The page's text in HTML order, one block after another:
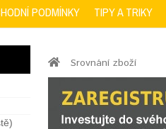
PODMÍNKY TIPY A TRIKY
Srovnání zboží